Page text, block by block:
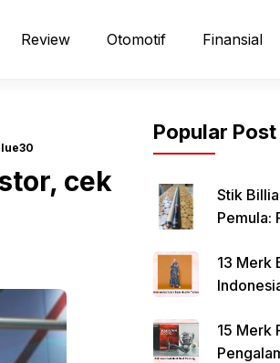
Review Otomotif Finansial
cek
Popular Post
Stik
Pemula:
13 Merk
15 Merk